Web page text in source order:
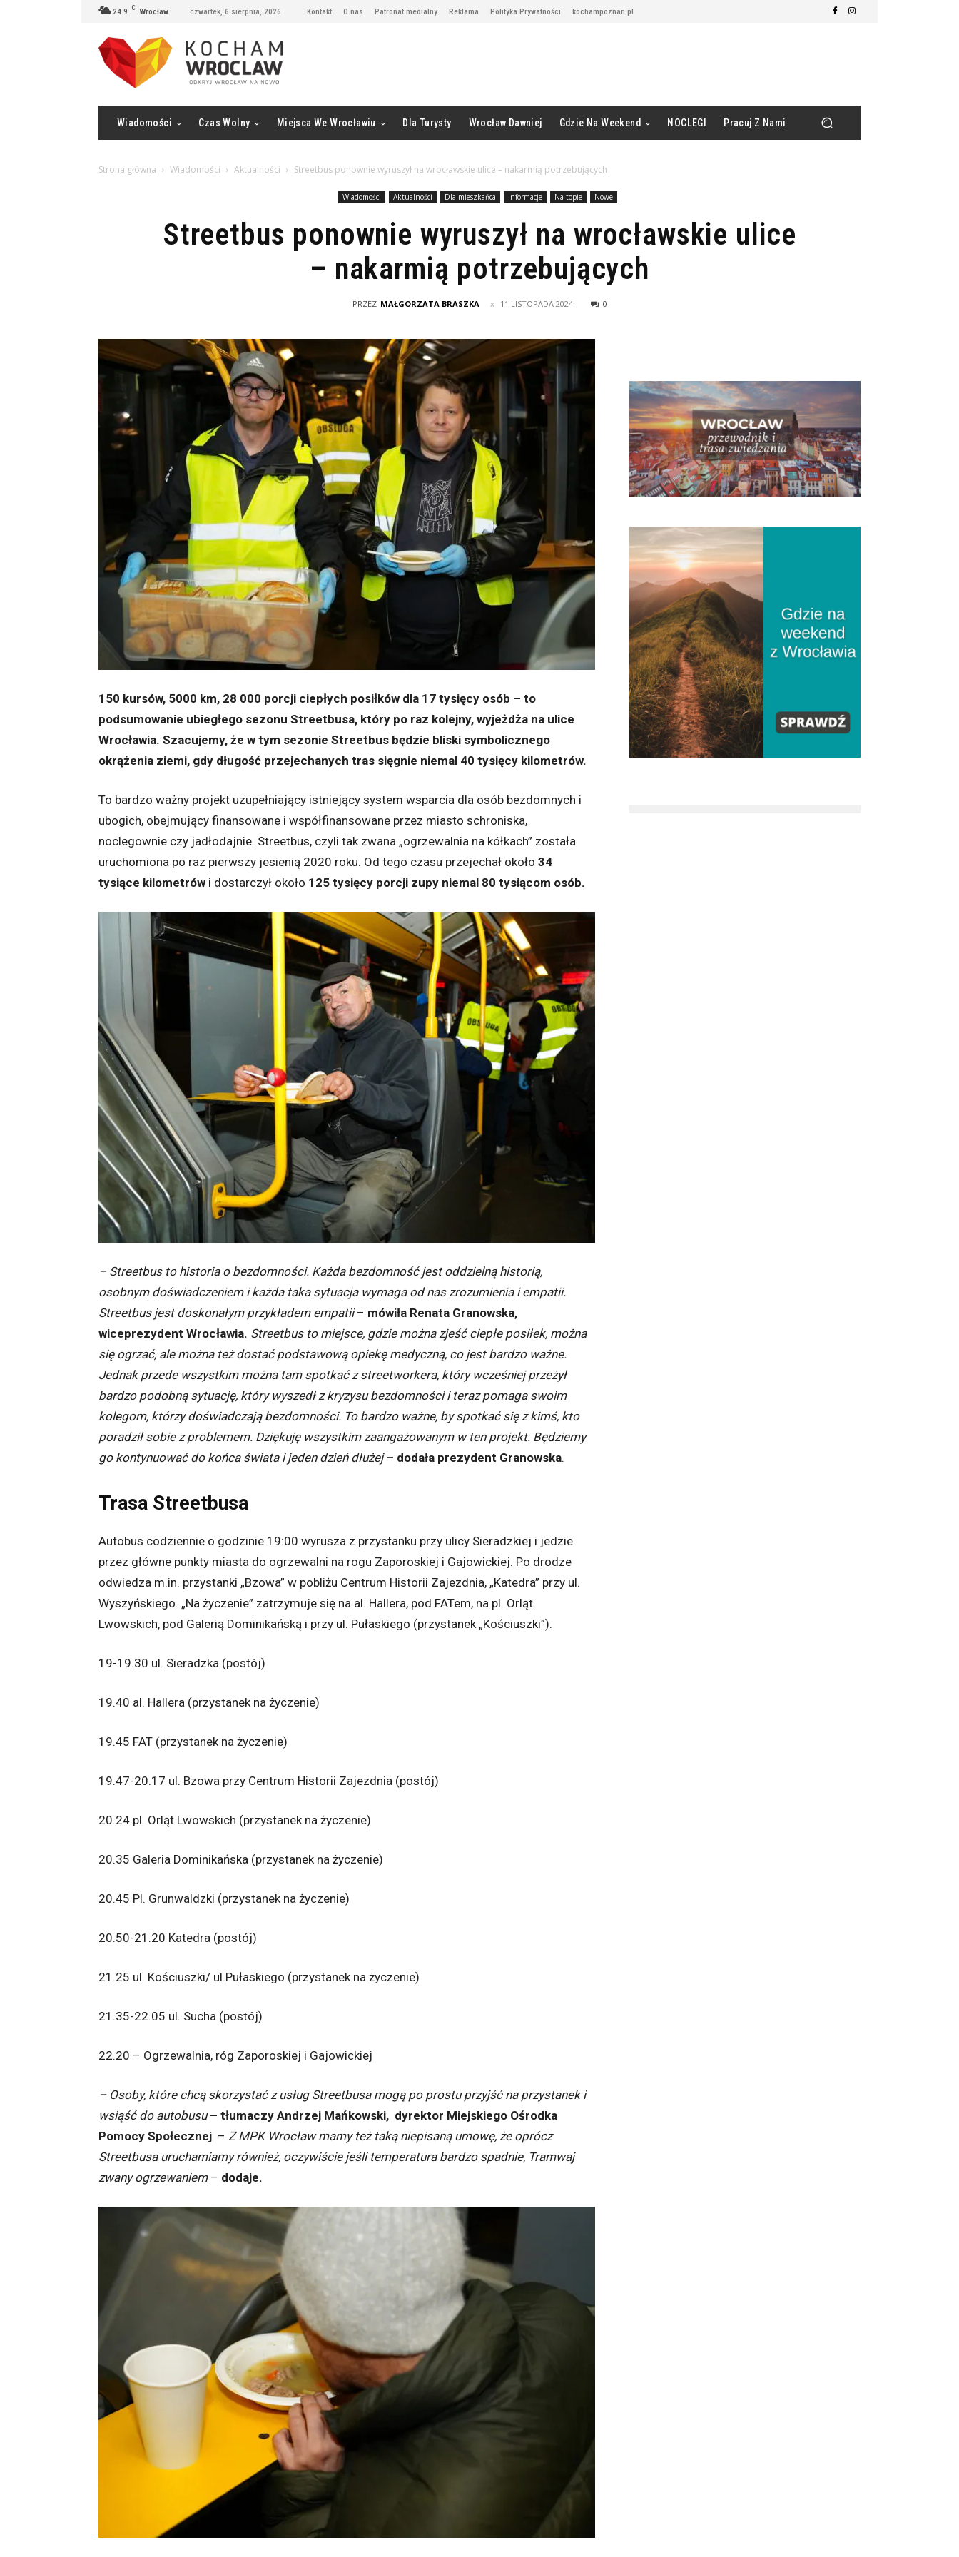
24.9 C Wrocław czwartek, 6 sierpnia, 2026 Kontakt O nas Patronat medialny Reklama Polityka Prywatności kochampoznan.pl
Wiadomości Czas Wolny Miejsca We Wrocławiu Dla Turysty Wrocław Dawniej Gdzie Na Weekend NOCLEGI Pracuj Z Nami
Strona główna Wiadomości Aktualności Streetbus ponownie wyruszył na wrocławskie ulice – nakarmią potrzebujących
Wiadomości Aktualności Dla mieszkańca Informacje Na topie Nowe
Streetbus ponownie wyruszył na wrocławskie ulice
– nakarmią potrzebujących
PRZEZ MAŁGORZATA BRASZKA 11 LISTOPADA 2024 0
150 kursów, 5000 km, 28 000 porcji ciepłych posiłków dla 17 tysięcy osób – to
podsumowanie ubiegłego sezonu Streetbusa, który po raz kolejny, wyjeżdża na ulice
Wrocławia. Szacujemy, że w tym sezonie Streetbus będzie bliski symbolicznego
okrążenia ziemi, gdy długość przejechanych tras sięgnie niemal 40 tysięcy kilometrów.
To bardzo ważny projekt uzupełniający istniejący system wsparcia dla osób bezdomnych i
ubogich, obejmujący finansowane i współfinansowane przez miasto schroniska,
noclegownie czy jadłodajnie. Streetbus, czyli tak zwana „ogrzewalnia na kółkach” została
uruchomiona po raz pierwszy jesienią 2020 roku. Od tego czasu przejechał około 34
tysiące kilometrów i dostarczył około 125 tysięcy porcji zupy niemal 80 tysiącom osób.
– Streetbus to historia o bezdomności. Każda bezdomność jest oddzielną historią,
osobnym doświadczeniem i każda taka sytuacja wymaga od nas zrozumienia i empatii.
Streetbus jest doskonałym przykładem empatii– mówiła Renata Granowska,
wiceprezydent Wrocławia. Streetbus to miejsce, gdzie można zjeść ciepłe posiłek, można
się ogrzać, ale można też dostać podstawową opiekę medyczną, co jest bardzo ważne.
Jednak przede wszystkim można tam spotkać z streetworkera, który wcześniej przeżył
bardzo podobną sytuację, który wyszedł z kryzysu bezdomności i teraz pomaga swoim
kolegom, którzy doświadczają bezdomności. To bardzo ważne, by spotkać się z kimś, kto
poradził sobie z problemem. Dziękuję wszystkim zaangażowanym w ten projekt. Będziemy
go kontynuować do końca świata i jeden dzień dłużej – dodała prezydent Granowska.
Trasa Streetbusa
Autobus codziennie o godzinie 19:00 wyrusza z przystanku przy ulicy Sieradzkiej i jedzie
przez główne punkty miasta do ogrzewalni na rogu Zaporoskiej i Gajowickiej. Po drodze
odwiedza m.in. przystanki „Bzowa” w pobliżu Centrum Historii Zajezdnia, „Katedra” przy ul.
Wyszyńskiego. „Na życzenie” zatrzymuje się na al. Hallera, pod FATem, na pl. Orląt
Lwowskich, pod Galerią Dominikańską i przy ul. Pułaskiego (przystanek „Kościuszki”).
19-19.30 ul. Sieradzka (postój)
19.40 al. Hallera (przystanek na życzenie)
19.45 FAT (przystanek na życzenie)
19.47-20.17 ul. Bzowa przy Centrum Historii Zajezdnia (postój)
20.24 pl. Orląt Lwowskich (przystanek na życzenie)
20.35 Galeria Dominikańska (przystanek na życzenie)
20.45 Pl. Grunwaldzki (przystanek na życzenie)
20.50-21.20 Katedra (postój)
21.25 ul. Kościuszki/ ul.Pułaskiego (przystanek na życzenie)
21.35-22.05 ul. Sucha (postój)
22.20 – Ogrzewalnia, róg Zaporoskiej i Gajowickiej
– Osoby, które chcą skorzystać z usług Streetbusa mogą po prostu przyjść na przystanek i
wsiąść do autobusu – tłumaczy Andrzej Mańkowski, dyrektor Miejskiego Ośrodka
Pomocy Społecznej – Z MPK Wrocław mamy też taką niepisaną umowę, że oprócz
Streetbusa uruchamiamy również, oczywiście jeśli temperatura bardzo spadnie, Tramwaj
zwany ogrzewaniem– dodaje.